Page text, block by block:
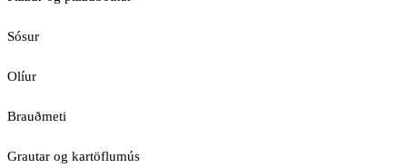
Sósur
Olíur
Brauðmeti
Grautar og kartöflumús